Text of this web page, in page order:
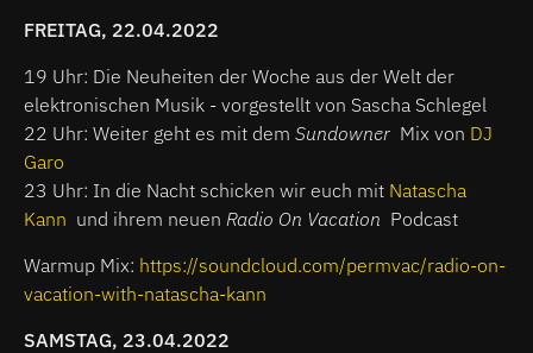
FREITAG, 22.04.2022
19 Uhr: Die Neuheiten der Woche aus der Welt der
elektronischen Musik - vorgestellt von Sascha Schlegel
22 Uhr: Weiter geht es mit dem Sundowner Mix von DJ
Garo
23 Uhr: In die Nacht schicken wir euch mit Natascha
Kann und ihrem neuen Radio On Vacation Podcast
Warmup Mix: https://soundcloud.com/permvac/radio-on-
vacation-with-natascha-kann
SAMSTAG, 23.04.2022